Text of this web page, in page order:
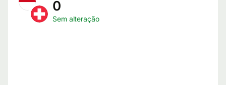
0
Sem alteração